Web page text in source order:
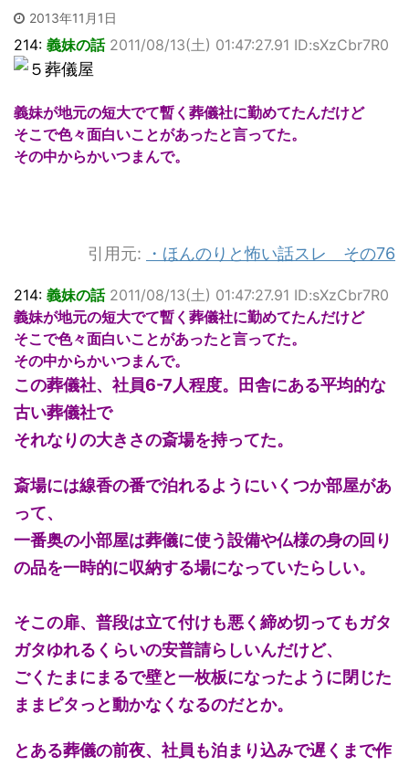
2013年11月1日
214: 義妹の話 2011/08/13(土) 01:47:27.91 ID:sXzCbr7R0
義妹が地元の短大でて暫く葬儀社に勤めてたんだけど
そこで色々面白いことがあったと言ってた。
その中からかいつまんで。
引用元: ・ ほんのりと怖い話スレ その76
214: 義妹の話 2011/08/13(土) 01:47:27.91 ID:sXzCbr7R0
義妹が地元の短大でて暫く葬儀社に勤めてたんだけど
そこで色々面白いことがあったと言ってた。
その中からかいつまんで。
この葬儀社、社員6-7人程度。田舎にある平均的な
古い葬儀社で
それなりの大きさの斎場を持ってた。
斎場には線香の番で泊れるようにいくつか部屋があ
って、
一番奥の小部屋は葬儀に使う設備や仏様の身の回り
の品を一時的に収納する場になっていたらしい。
そこの扉、普段は立て付けも悪く締め切ってもガタ
ガタゆれるくらいの安普請らしいんだけど、
ごくたまにまるで壁と一枚板になったように閉じた
ままピタっと動かなくなるのだとか。
とある葬儀の前夜、社員も泊まり込みで遅くまで作